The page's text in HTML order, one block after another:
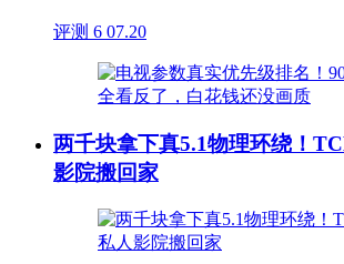
评测 6 07.20
两千块拿下真5.1物理环绕！
影院搬回家